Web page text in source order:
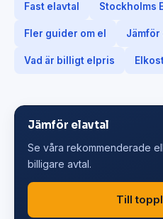
Fast elavtal Stockholms
Fler guider om el Jämför
Vad är billigt elpris
Jämför elavtal
Se våra rekommenderade
billigare avtal.
Till